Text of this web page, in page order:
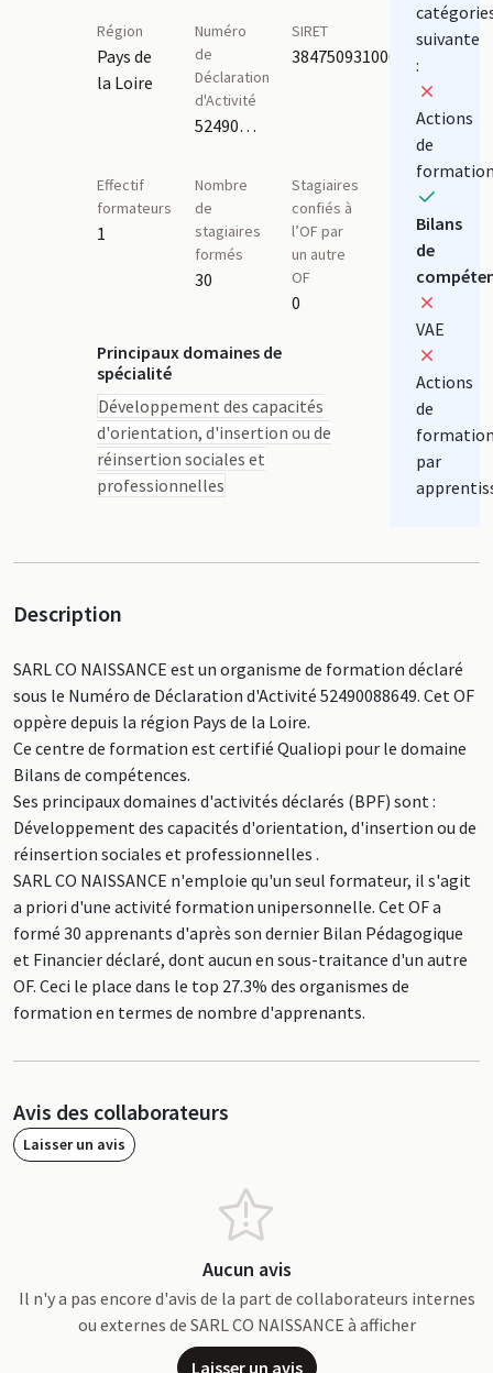
Région
Pays de
la Loire
Numéro
de
Déclaration
d'Activité
52490088649
SIRET
38475093100048
Effectif
formateurs
1
Nombre
de
stagiaires
formés
30
Stagiaires
confiés à
l’OF par
un autre
OF
0
Principaux domaines de
spécialité
Développement des capacités
d'orientation, d'insertion ou de
réinsertion sociales et
professionnelles
suivante
:
Actions
de
Bilans
de
VAE
Actions
de
par
Description
SARL CO NAISSANCE est un organisme de formation déclaré
sous le Numéro de Déclaration d'Activité 52490088649. Cet OF
oppère depuis la région Pays de la Loire.
Ce centre de formation est certifié Qualiopi pour le domaine
Bilans de compétences.
Ses principaux domaines d'activités déclarés (BPF) sont :
Développement des capacités d'orientation, d'insertion ou de
réinsertion sociales et professionnelles .
SARL CO NAISSANCE n'emploie qu'un seul formateur, il s'agit
a priori d'une activité formation unipersonnelle. Cet OF a
formé 30 apprenants d'après son dernier Bilan Pédagogique
et Financier déclaré, dont aucun en sous-traitance d'un autre
OF. Ceci le place dans le top 27.3% des organismes de
formation en termes de nombre d'apprenants.
Avis des collaborateurs
Laisser un avis
Aucun avis
Il n'y a pas encore d'avis de la part de collaborateurs internes
ou externes de SARL CO NAISSANCE à afficher
Laisser un avis